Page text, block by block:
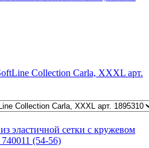
Collection Carla, XXXL арт.